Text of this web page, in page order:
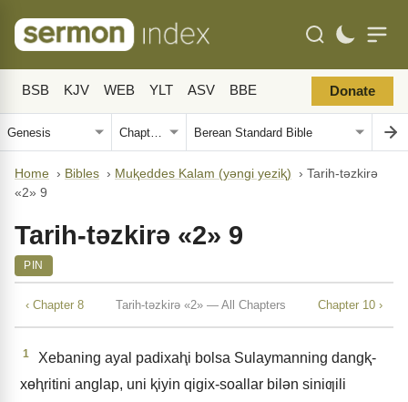
BSB KJV WEB YLT ASV BBE Donate
Home › Bibles › Muⱪeddes Kalam (yǝngi yeziⱪ) › Tarih-tǝzkirǝ
«2» 9
Tarih-tǝzkirǝ «2» 9
PIN
‹ Chapter 8 Tarih-tǝzkirǝ «2» — All Chapters Chapter 10 ›
1
Xebaning ayal padixaⱨi bolsa Sulaymanning dangⱪ-
xɵⱨritini anglap, uni ⱪiyin qigix-soallar bilǝn siniƣili